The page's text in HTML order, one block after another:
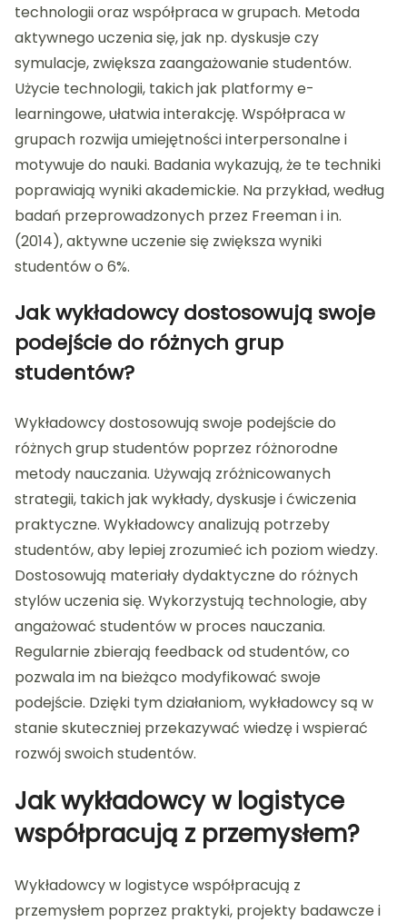
technologii oraz współpraca w grupach. Metoda
aktywnego uczenia się, jak np. dyskusje czy
symulacje, zwiększa zaangażowanie studentów.
Użycie technologii, takich jak platformy e-
learningowe, ułatwia interakcję. Współpraca w
grupach rozwija umiejętności interpersonalne i
motywuje do nauki. Badania wykazują, że te techniki
poprawiają wyniki akademickie. Na przykład, według
badań przeprowadzonych przez Freeman i in.
(2014), aktywne uczenie się zwiększa wyniki
studentów o 6%.
Jak wykładowcy dostosowują swoje
podejście do różnych grup
studentów?
Wykładowcy dostosowują swoje podejście do
różnych grup studentów poprzez różnorodne
metody nauczania. Używają zróżnicowanych
strategii, takich jak wykłady, dyskusje i ćwiczenia
praktyczne. Wykładowcy analizują potrzeby
studentów, aby lepiej zrozumieć ich poziom wiedzy.
Dostosowują materiały dydaktyczne do różnych
stylów uczenia się. Wykorzystują technologie, aby
angażować studentów w proces nauczania.
Regularnie zbierają feedback od studentów, co
pozwala im na bieżąco modyfikować swoje
podejście. Dzięki tym działaniom, wykładowcy są w
stanie skuteczniej przekazywać wiedzę i wspierać
rozwój swoich studentów.
Jak wykładowcy w logistyce
współpracują z przemysłem?
Wykładowcy w logistyce współpracują z
przemysłem poprzez praktyki, projekty badawcze i